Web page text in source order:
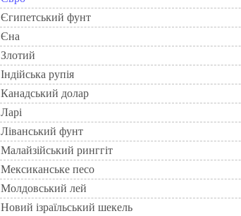
Єгипетський фунт
Єна
Злотий
Індійська рупія
Канадський долар
Ларi
Ліванський фунт
Малайзійський ринггіт
Мексиканське песо
Молдовський лей
Новий ізраїльський шекель